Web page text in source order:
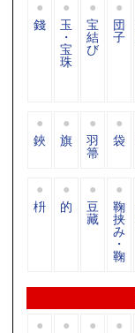
錢 玉
・
宝
珠
宝
結
び
団
子
鋏 旗 羽
箒
袋
枡 的 豆
藏
鞠
挟
み
・
鞠